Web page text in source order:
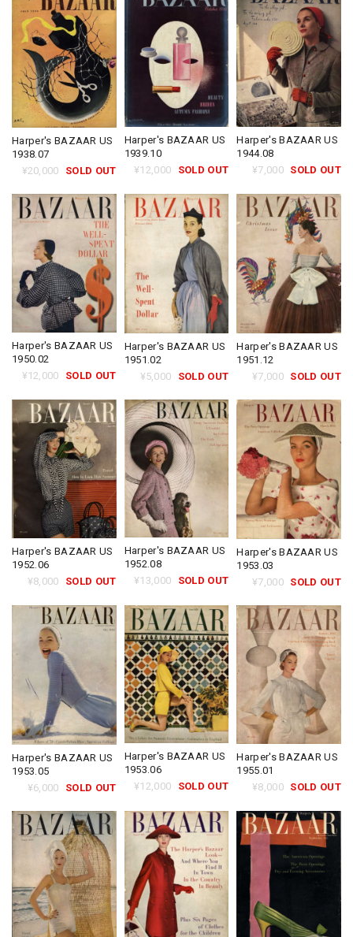
Harper's BAZAAR US
1938.07
¥20,000
SOLD OUT
Harper's BAZAAR US
1939.10
¥12,000
SOLD OUT
Harper's BAZAAR US
1944.08
¥7,000 SOLD OUT
Harper's BAZAAR US
1950.02
¥12,000
SOLD OUT
Harper's BAZAAR US
1951.02
¥5,000
SOLD OUT
Harper's BAZAAR US
1951.12
¥7,000 SOLD OUT
Harper's BAZAAR US
1952.06
¥8,000
SOLD OUT
Harper's BAZAAR US
1952.08
¥13,000
SOLD OUT
Harper's BAZAAR US
1953.03
¥7,000 SOLD OUT
Harper's BAZAAR US
1953.05
¥6,000
SOLD OUT
Harper's BAZAAR US
1953.06
¥12,000
SOLD OUT
Harper's BAZAAR US
1955.01
¥8,000 SOLD OUT